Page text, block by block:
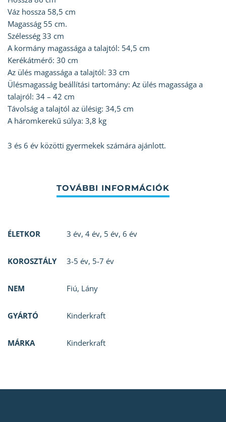
Váz hossza 58,5 cm
Magasság 55 cm.
Szélesség 33 cm
A kormány magassága a talajtól: 54,5 cm
Kerékátmérő: 30 cm
Az ülés magassága a talajtól: 33 cm
Ülésmagasság beállítási tartomány: Az ülés magassága a
talajról: 34 – 42 cm
Távolság a talajtól az ülésig: 34,5 cm
A háromkerekű súlya: 3,8 kg
3 és 6 év közötti gyermekek számára ajánlott.
ÉLETKOR 3 év, 4 év, 5 év, 6 év
KOROSZTÁLY 3-5 év, 5-7 év
NEM Fiú, Lány
GYÁRTÓ Kinderkraft
MÁRKA Kinderkraft